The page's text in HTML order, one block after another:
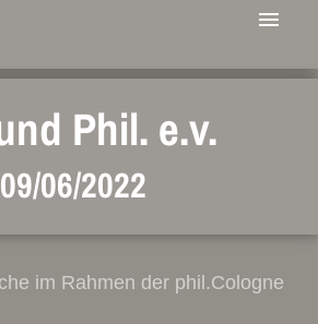
Phil. e.v.
09/06/2022
im Rahmen der phil.Cologne